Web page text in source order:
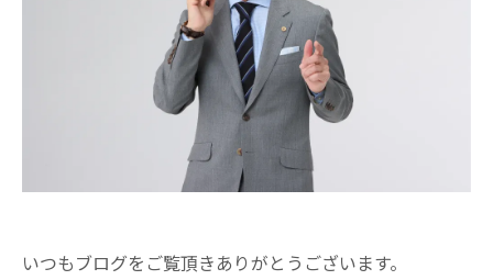
いつもブログをご覧頂きありがとうございます。